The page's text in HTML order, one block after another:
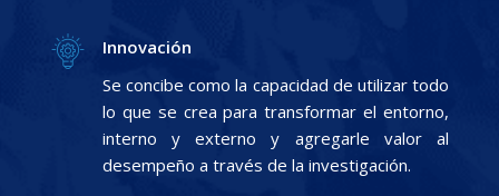
Innovación
Se concibe como la capacidad de utilizar todo
lo que se crea para transformar el entorno,
interno y externo y agregarle valor al
desempeño a través de la investigación.